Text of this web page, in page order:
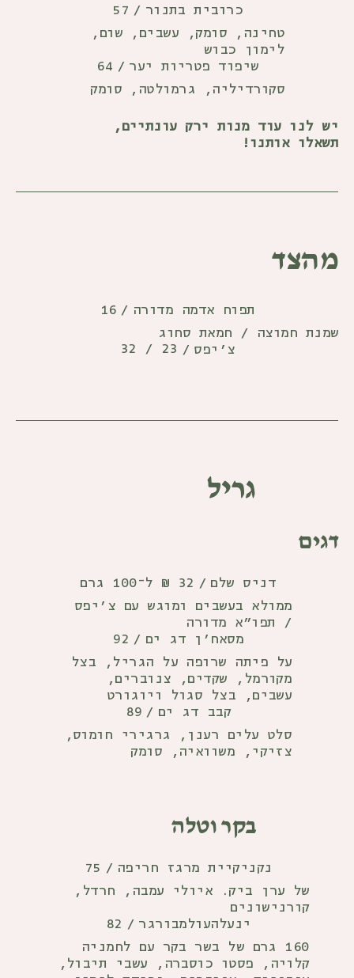
גריל
דגים
32 ₪ ל־100 גרם / דניס שלם
ממולא בעשבים ומוגש עם צ'יפס
/ תפו"א מדורה
92 / מסאח'ן דג ים
על פיתה שרופה על הגריל, בצל
מקורמל, שקדים, צנוברים,
עשבים, בצל סגול ויוגורט
89 / קבב דג ים
סלט עלים רענן, גרגירי חומוס,
צזיקי, משוואיה, סומק
בקר וטלה
75 / נקניקיית מרגז חריפה
של ערן ביק. איולי עמבה, חרדל,
קורנישונים
82 / ינעלהעולמבורגר
160 גרם של בשר בקר עם לחמניה
קלויה, פסטו כוסברה, עשבי תיבול,
57 / כרובית בתנור
טחינה, סומק, עשבים, שום,
לימון כבוש
64 / שיפוד פטריות יער
סקורדיליה, גרמולטה, סומק
יש לנו עוד מנות ירק עונתיים,
תשאלו אותנו!
מהצד
16 / תפוח אדמה מדורה
שמנת חמוצה / חמאת סחוג
23 / 32 / צ׳יפס